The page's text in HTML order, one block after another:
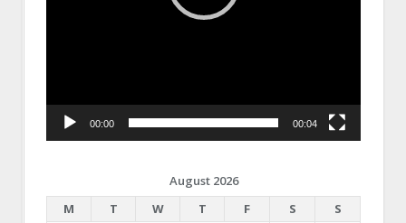
00:00 00:04
August 2026
M
T W T F S
S